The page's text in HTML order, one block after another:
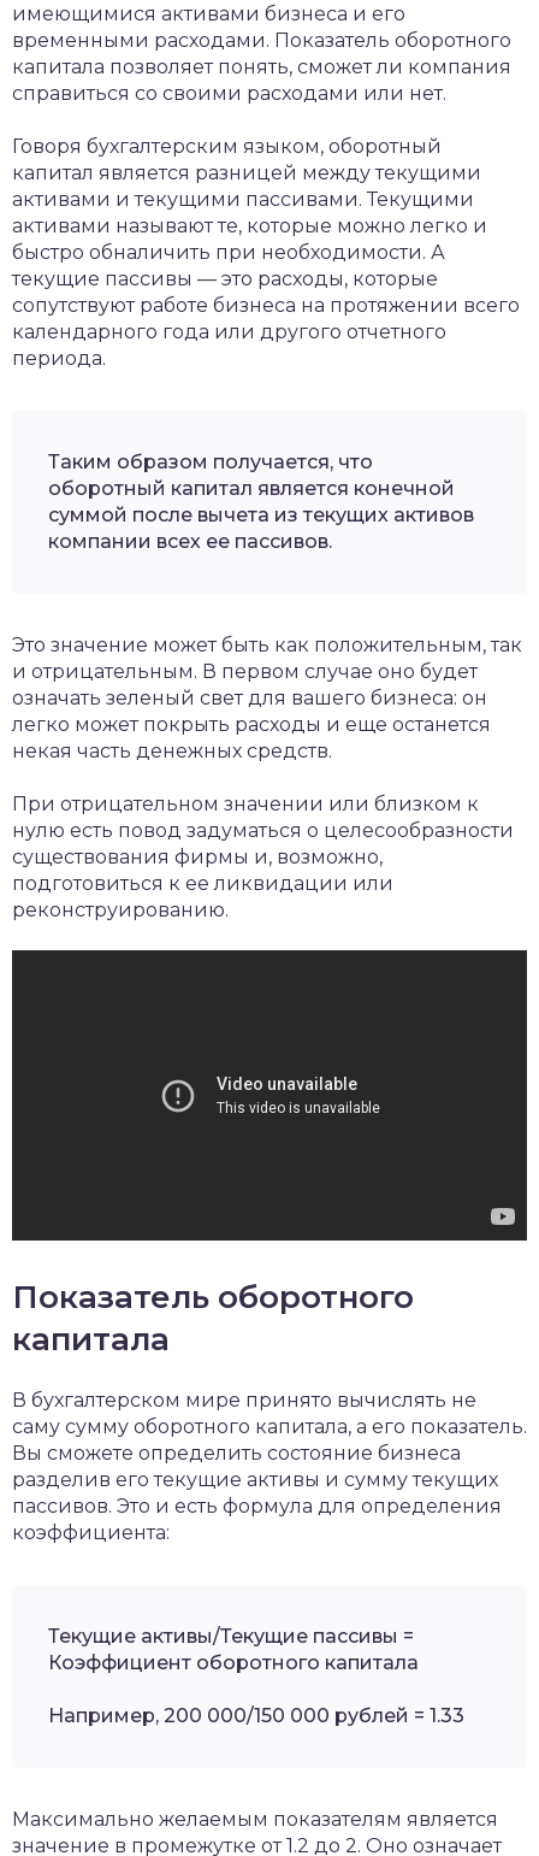
имеющимися активами бизнеса и его
временными расходами. Показатель оборотного
капитала позволяет понять, сможет ли компания
справиться со своими расходами или нет.
Говоря бухгалтерским языком, оборотный
капитал является разницей между текущими
активами и текущими пассивами. Текущими
активами называют те, которые можно легко и
быстро обналичить при необходимости. А
текущие пассивы — это расходы, которые
сопутствуют работе бизнеса на протяжении всего
календарного года или другого отчетного
периода.
Таким образом получается, что
оборотный капитал является конечной
суммой после вычета из текущих активов
компании всех ее пассивов.
Это значение может быть как положительным, так
и отрицательным. В первом случае оно будет
означать зеленый свет для вашего бизнеса: он
легко может покрыть расходы и еще останется
некая часть денежных средств.
При отрицательном значении или близком к
нулю есть повод задуматься о целесообразности
существования фирмы и, возможно,
подготовиться к ее ликвидации или
реконструированию.
Показатель оборотного
капитала
В бухгалтерском мире принято вычислять не
саму сумму оборотного капитала, а его показатель.
Вы сможете определить состояние бизнеса
разделив его текущие активы и сумму текущих
пассивов. Это и есть формула для определения
коэффициента:
Текущие активы/Текущие пассивы =
Коэффициент оборотного капитала
Например, 200 000/150 000 рублей = 1.33
Максимально желаемым показателям является
значение в промежутке от 1.2 до 2. Оно означает